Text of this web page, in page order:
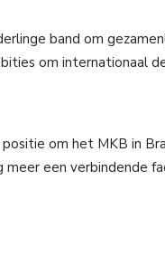
band om
om internationaal
om het MKB in
een verbindende